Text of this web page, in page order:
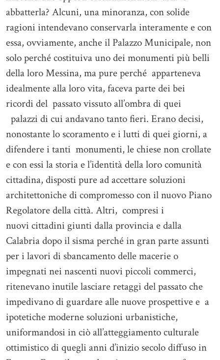
abbatterla? Alcuni, una minoranza, con solide
ragioni intendevano conservarla interamente e con
essa, ovviamente, anche il Palazzo Municipale, non
solo perché costituiva uno dei monumenti più belli
della loro Messina, ma pure perché apparteneva
idealmente alla loro vita, faceva parte dei bei
ricordi del passato vissuto all’ombra di quei
palazzi di cui andavano tanto fieri. Erano decisi,
nonostante lo scoramento e i lutti di quei giorni, a
difendere i tanti monumenti, le chiese non crollate
e con essi la storia e l’identità della loro comunità
cittadina, disposti pure ad accettare soluzioni
architettoniche di compromesso con il nuovo Piano
Regolatore della città. Altri, compresi i
nuovi cittadini giunti dalla provincia e dalla
Calabria dopo il sisma perché in gran parte assunti
per i lavori di sbancamento delle macerie o
impegnati nei nascenti nuovi piccoli commerci,
ritenevano inutile lasciare retaggi del passato che
impedivano di guardare alle nuove prospettive e a
ipotetiche moderne soluzioni urbanistiche,
uniformandosi in ciò all’atteggiamento culturale
ottimistico di quegli anni d’inizio secolo diffuso in